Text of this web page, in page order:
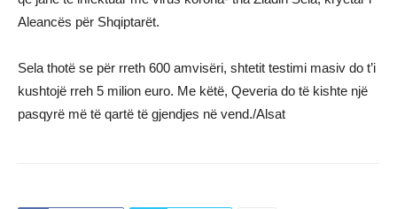
Aleancës për Shqiptarët.
Sela thotë se për rreth 600 amvisëri, shtetit testimi masiv do t’i
kushtojë rreh 5 milion euro. Me këtë, Qeveria do të kishte një
pasqyrë më të qartë të gjendjes në vend./Alsat